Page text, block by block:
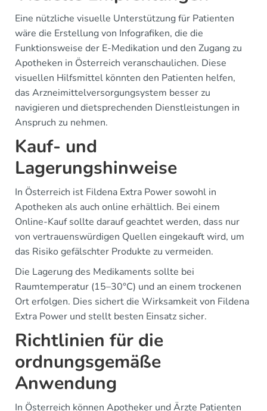
Eine nützliche visuelle Unterstützung für Patienten
wäre die Erstellung von Infografiken, die die
Funktionsweise der E-Medikation und den Zugang zu
Apotheken in Österreich veranschaulichen. Diese
visuellen Hilfsmittel könnten den Patienten helfen,
das Arzneimittelversorgungsystem besser zu
navigieren und dietsprechenden Dienstleistungen in
Anspruch zu nehmen.
Kauf- und
Lagerungshinweise
In Österreich ist Fildena Extra Power sowohl in
Apotheken als auch online erhältlich. Bei einem
Online-Kauf sollte darauf geachtet werden, dass nur
von vertrauenswürdigen Quellen eingekauft wird, um
das Risiko gefälschter Produkte zu vermeiden.
Die Lagerung des Medikaments sollte bei
Raumtemperatur (15–30°C) und an einem trockenen
Ort erfolgen. Dies sichert die Wirksamkeit von Fildena
Extra Power und stellt besten Einsatz sicher.
Richtlinien für die
ordnungsgemäße
Anwendung
In Österreich können Apotheker und Ärzte Patienten